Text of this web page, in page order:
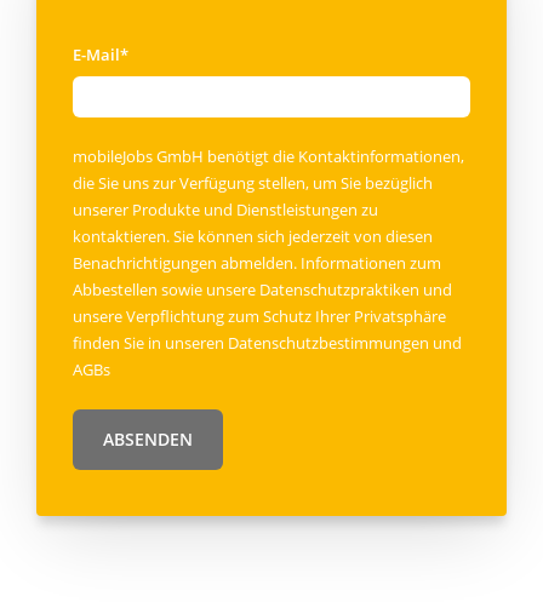
E-Mail*
mobileJobs GmbH benötigt die Kontaktinformationen,
die Sie uns zur Verfügung stellen, um Sie bezüglich
unserer Produkte und Dienstleistungen zu
kontaktieren. Sie können sich jederzeit von diesen
Benachrichtigungen abmelden. Informationen zum
Abbestellen sowie unsere Datenschutzpraktiken und
unsere Verpflichtung zum Schutz Ihrer Privatsphäre
finden Sie in unseren Datenschutzbestimmungen und
AGBs